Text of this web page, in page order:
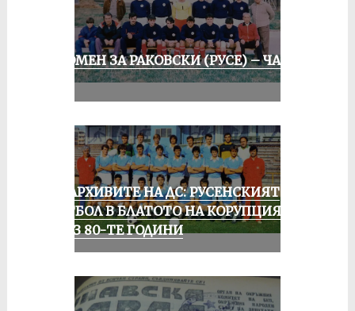
СПОМЕН ЗА РАКОВСКИ (РУСЕ) – ЧАСТ
ИЗ АРХИВИТЕ НА ДС: РУСЕНСКИЯТ
ФУТБОЛ В БЛАТОТО НА КОРУПЦИЯТА
ПРЕЗ 80-ТЕ ГОДИНИ